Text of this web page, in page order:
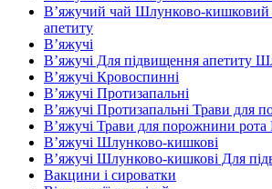
В’яжучий чай Шлунково-кишковий
апетиту
В’яжучі
В’яжучі Для підвищення апетиту
В’яжучі Кровоспинні
В’яжучі Протизапальні
В’яжучі Протизапальні Трави для
В’яжучі Трави для порожнини рота
В’яжучі Шлунково-кишкові
В’яжучі Шлунково-кишкові Для
Вакцини і сироватки